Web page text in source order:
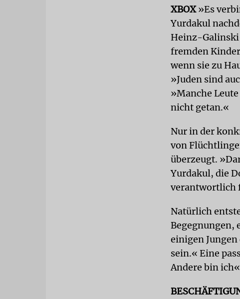
XBOX»Es
Yurdakul
Heinz-
fremden
wenn sie zu
»Juden sind
»Manche
nicht getan.«
Nur in der
von
überzeugt.
Yurdakul, die
verantwortlich
Natürlich
Begegnungen,
einigen
sein.« Eine
Andere bin